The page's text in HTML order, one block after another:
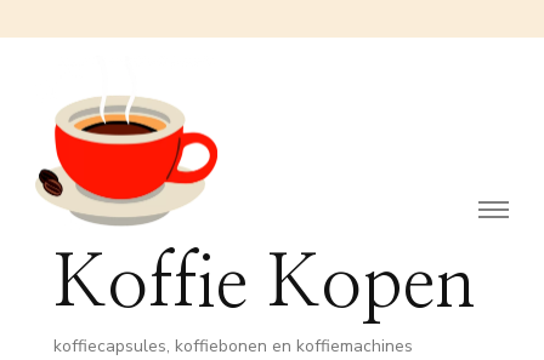
Koffie Kopen
koffiecapsules, koffiebonen en koffiemachines